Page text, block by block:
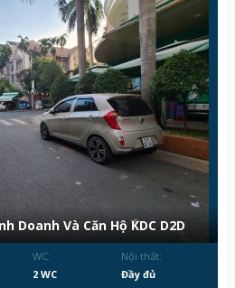
Doanh Và Căn Hộ KDC D2D
WC:
2 WC
Nội thất:
Đầy đủ